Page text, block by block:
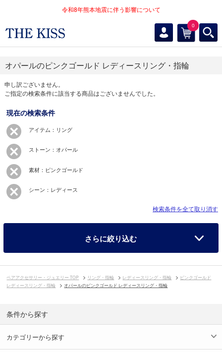
令和8年熊本地震に伴う影響について
0
オパールのピンクゴールド レディースリング・指輪
申し訳ございません。
ご指定の検索条件に該当する商品はございませんでした。
現在の検索条件
アイテム：リング
ストーン：オパール
素材：ピンクゴールド
シーン：レディース
検索条件を全て取り消す
さらに絞り込む
ペアアクセサリー・ジュエリー TOP リング・指輪 レディースリング・指輪
ピンクゴールド
レディースリング・指輪
オパールのピンクゴールド レディースリング・指輪
条件から探す
カテゴリーから探す